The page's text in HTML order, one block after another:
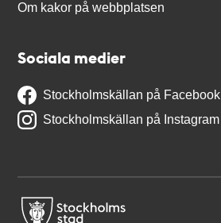
Om kakor på webbplatsen
Sociala medier
Stockholmskällan på Facebook
Stockholmskällan på Instagram